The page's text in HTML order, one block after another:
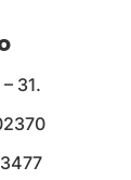
31.